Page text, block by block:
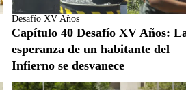
Desafío XV Años
Capítulo 40 Desafío XV Años:
esperanza de un habitante del
Infierno se desvanece